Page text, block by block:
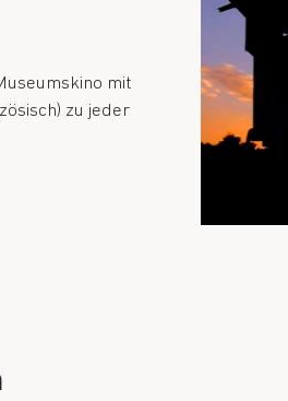
mit
zu jeder